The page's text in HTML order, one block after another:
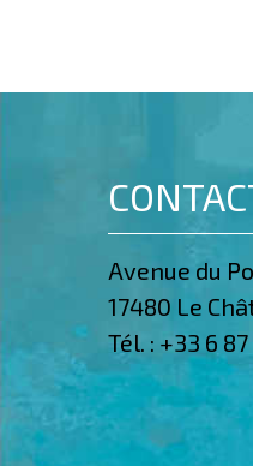
Avenue du
17480 Le
Tél. : +33 6